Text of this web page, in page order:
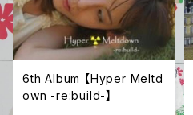
6th Album 【Hyper Meltd
own -re:build-】